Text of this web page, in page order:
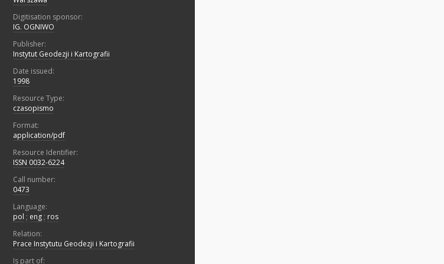
Digitisation sponsor:
IG. OGNIWO
Publisher:
Instytut Geodezji i Kartografii
Date issued:
1998
Resource Type:
czasopismo
Format:
application/pdf
Resource Identifier:
ISSN 0032-6224
Call number:
0473
Language:
pol ; eng ; ros
Relation:
Prace Instytutu Geodezji i Kartografii
Is part of: